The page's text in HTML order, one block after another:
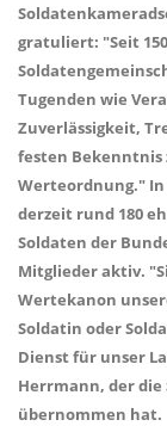
gratuliert: "Seit
Tugenden wie
Zuverlässigkeit,
festen Bekenntnis
Werteordnung." In
derzeit rund 180
Soldaten der
Mitglieder aktiv.
Wertekanon
Soldatin oder
Dienst für unser
Herrmann, der
übernommen hat.